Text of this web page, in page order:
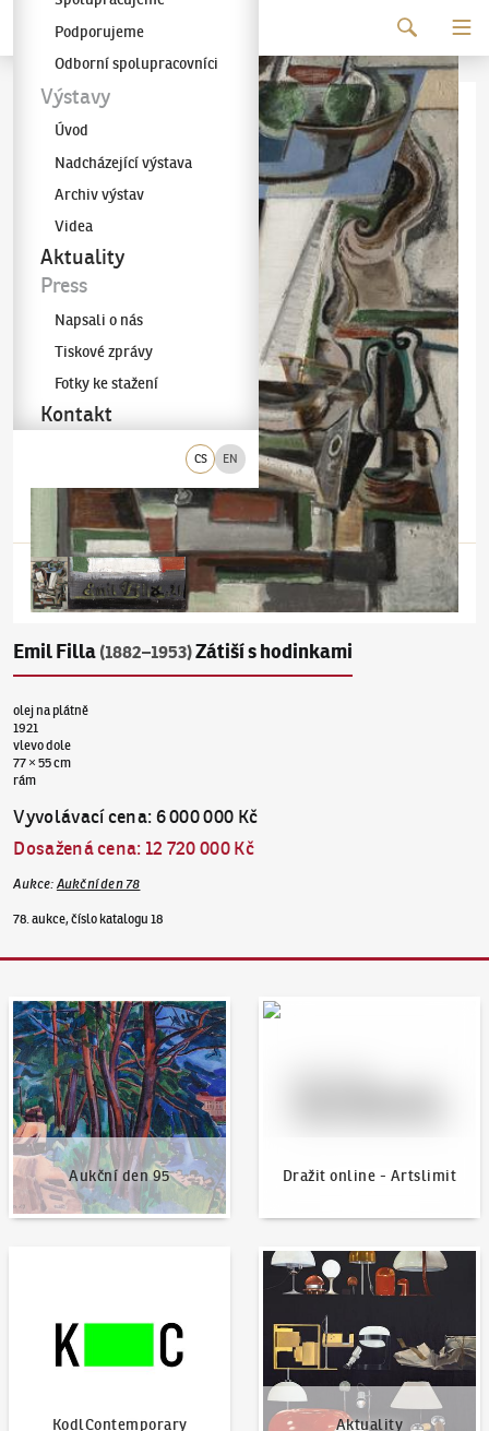
Galerie KODL
CS EN
Podporujeme
Odborní spolupracovníci
Výstavy
Úvod
Nadcházející výstava
Archiv výstav
Videa
Aktuality
Press
Napsali o nás
Tiskové zprávy
Fotky ke stažení
Kontakt
Emil Filla (1882–1953)Zátiší s hodinkami
olej na plátně
1921
vlevo dole
77 × 55 cm
rám
Vyvolávací cena:6 000 000 Kč
Dosažená cena: 12 720 000 Kč
Aukce: Aukční den 78
78. aukce, číslo katalogu 18
Aukční den 95
Aukční den 95
Dražit online - Artslimit
Dražit online - Artslimit
KodlContemporary Aktuality
Aktuality